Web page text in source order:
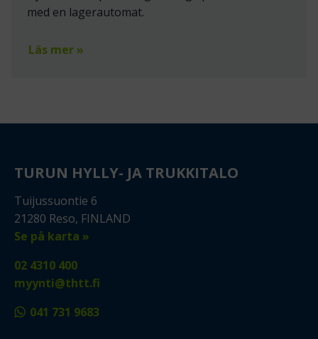
med en lagerautomat.
Läs mer »
TURUN HYLLY- JA TRUKKITALO
Tuijussuontie 6
21280 Reso, FINLAND
Se på karta »
02 4310 400
myynti@thtt.fi
041 731 9683